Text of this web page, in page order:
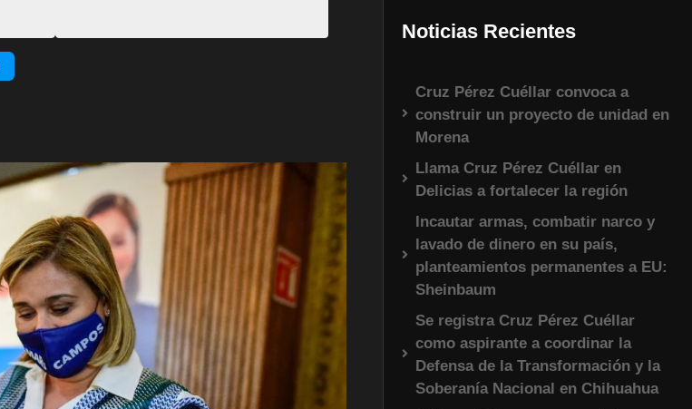
Noticias Recientes
Cruz Pérez Cuéllar convoca a
construir un proyecto de unidad en
Morena
Llama Cruz Pérez Cuéllar en
Delicias a fortalecer la región
Incautar armas, combatir narco y
lavado de dinero en su país,
planteamientos permanentes a EU:
Sheinbaum
Se registra Cruz Pérez Cuéllar
como aspirante a coordinar la
Defensa de la Transformación y la
Soberanía Nacional en Chihuahua